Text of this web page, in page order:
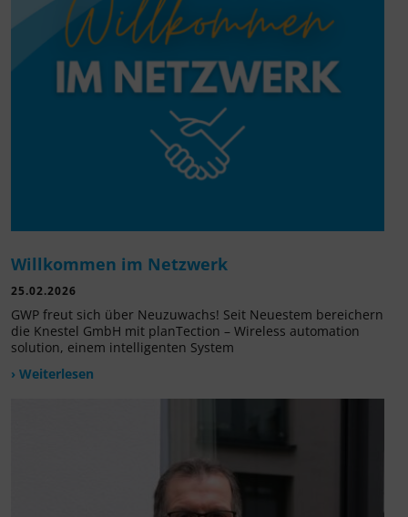
Willkommen im Netzwerk
25.02.2026
GWP freut sich über Neuzuwachs! Seit Neuestem bereichern
die Knestel GmbH mit planTection – Wireless automation
solution, einem intelligenten System
› Weiterlesen